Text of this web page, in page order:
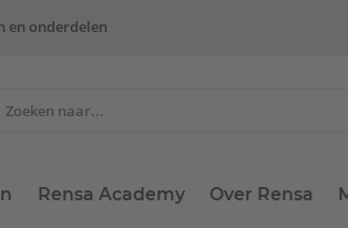
en onderdelen
Rensa Academy Over Rensa